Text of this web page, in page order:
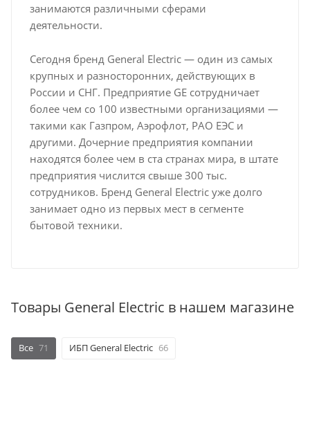
занимаются различными сферами
деятельности.
Сегодня бренд General Electric — один из самых
крупных и разносторонних, действующих в
России и СНГ. Предприятие GE сотрудничает
более чем со 100 известными организациями —
такими как Газпром, Аэрофлот, РАО ЕЭС и
другими. Дочерние предприятия компании
находятся более чем в ста странах мира, в штате
предприятия числится свыше 300 тыс.
сотрудников. Бренд General Electric уже долго
занимает одно из первых мест в сегменте
бытовой техники.
Товары General Electric в нашем магазине
Все 71 ИБП General Electric 66